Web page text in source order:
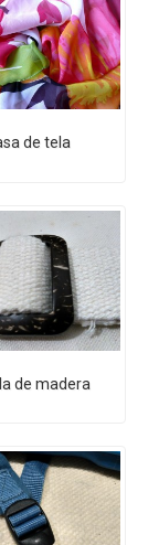
de tela
de madera